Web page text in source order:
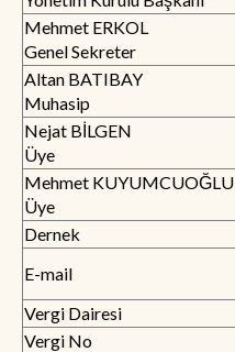
Mehmet ERKOL
Genel Sekreter
Altan BATIBAY
Muhasip
Nejat BİLGEN
Üye
Mehmet KUYUMCUOĞLU
Üye
Dernek
E-mail
Vergi Dairesi
Vergi No